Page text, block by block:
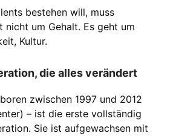
bestehen will, muss
nicht um Gehalt. Es geht um
Kultur.
die alles verändert
zwischen 1997 und 2012
– ist die erste vollständig
Sie ist aufgewachsen mit